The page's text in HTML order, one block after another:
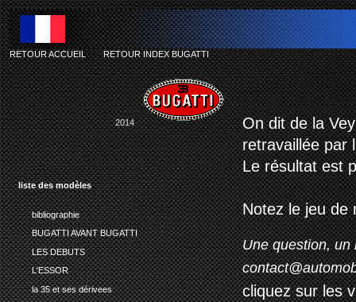
liste des modèles
bibliographie
BUGATTI AVANT BUGATTI
LES DEBUTS
L'ESSOR
la 35 et ses dérivees
RETOUR ACCUEIL-RETOUR INDEX BUGATTI
2014
On dit de la
retravaillée par
Le résultat est
Notez le jeu de
Une question, un
cliquez sur les